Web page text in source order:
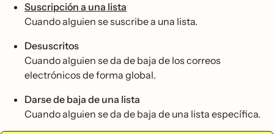
Suscripción a una lista
Cuando alguien se suscribe a una lista.
Desuscritos
Cuando alguien se da de baja de los correos
electrónicos de forma global.
Darse de baja de una lista
Cuando alguien se da de baja de una lista específica.